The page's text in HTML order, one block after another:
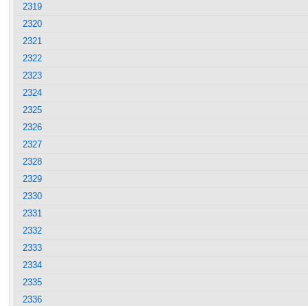
2319
2320
2321
2322
2323
2324
2325
2326
2327
2328
2329
2330
2331
2332
2333
2334
2335
2336